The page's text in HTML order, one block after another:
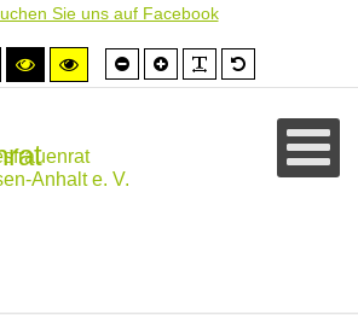
Sie uns auf Facebook
Hoher
Kontrast
Hoher
Kontrast
Schrift
kleiner
Schrift
größer
Anhalt e. V.